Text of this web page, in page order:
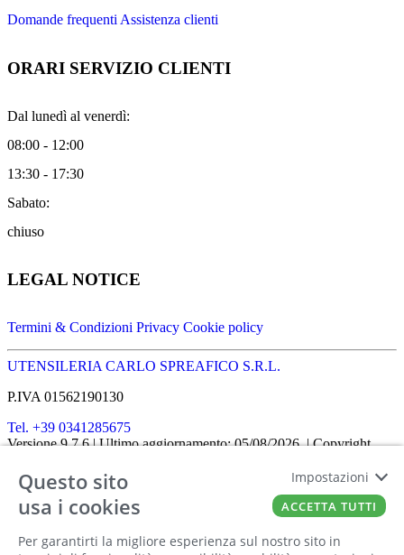
Domande frequenti Assistenza clienti
ORARI SERVIZIO CLIENTI
Dal lunedì al venerdì:
08:00 - 12:00
13:30 - 17:30
Sabato:
chiuso
LEGAL NOTICE
Termini & Condizioni Privacy Cookie policy
UTENSILERIA CARLO SPREAFICO S.R.L.
P.IVA 01562190130
Tel. +39 0341285675
Versione 9.7.6 | Ultimo aggiornamento: 05/08/2026 | Copyright
Home| Chi siamo| Approfondimenti
FATTO CON IL
DA EUROBUSINESS
Ciao! Stai usando un browser non più
Questo sito
usa i cookies
Per garantirti la migliore esperienza sul nostro sito in
Impostazioni
ACCETTA TUTTI